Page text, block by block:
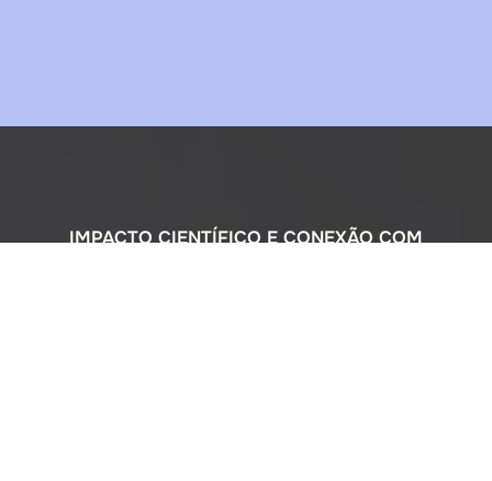
IMPACTO CIENTÍFICO E CONEXÃO COM